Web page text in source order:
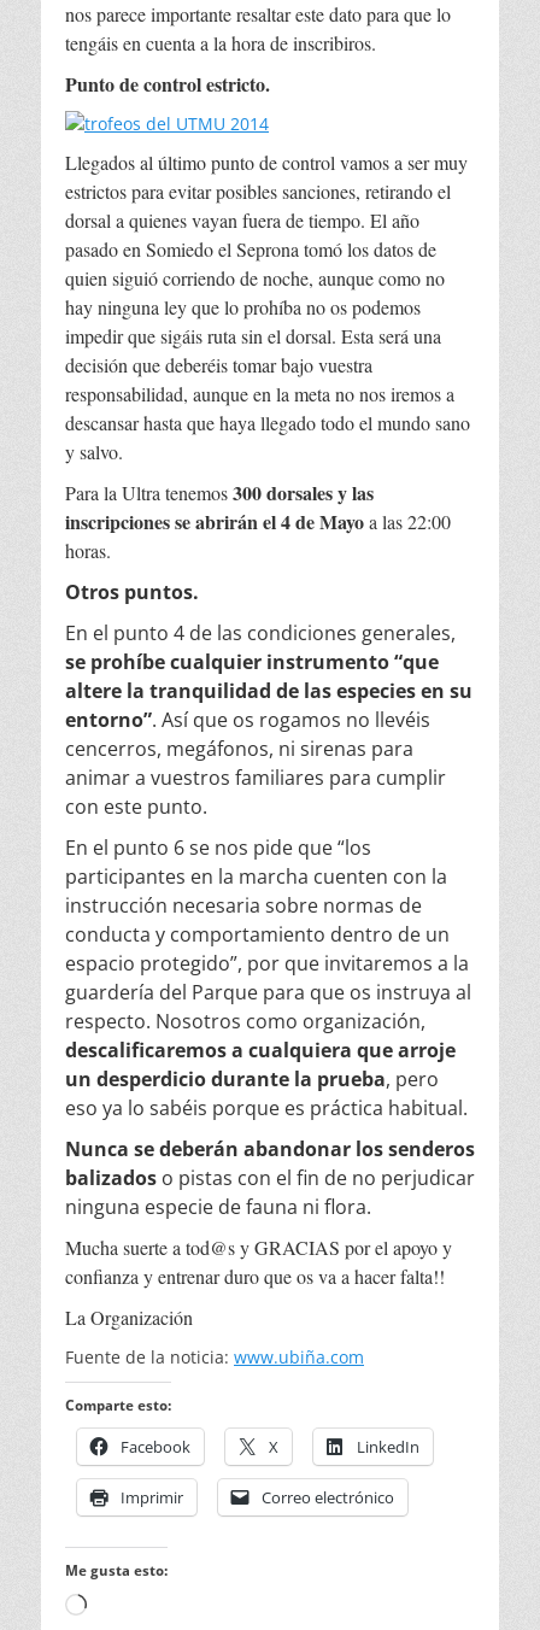
nos parece importante resaltar este dato para que lo
tengáis en cuenta a la hora de inscribiros.
Punto de control estricto.
Llegados al último punto de control vamos a ser muy
estrictos para evitar posibles sanciones, retirando el
dorsal a quienes vayan fuera de tiempo. El año
pasado en Somiedo el Seprona tomó los datos de
quien siguió corriendo de noche, aunque como no
hay ninguna ley que lo prohíba no os podemos
impedir que sigáis ruta sin el dorsal. Esta será una
decisión que deberéis tomar bajo vuestra
responsabilidad, aunque en la meta no nos iremos a
descansar hasta que haya llegado todo el mundo sano
y salvo.
Para la Ultra tenemos300 dorsales y las
inscripciones se abrirán el 4 de Mayoa las 22:00
horas.
Otros puntos.
En el punto 4 de las condiciones generales,
se prohíbe cualquier instrumento “que
altere la tranquilidad de las especies en su
entorno”. Así que os rogamos no llevéis
cencerros, megáfonos, ni sirenas para
animar a vuestros familiares para cumplir
con este punto.
En el punto 6 se nos pide que “los
participantes en la marcha cuenten con la
instrucción necesaria sobre normas de
conducta y comportamiento dentro de un
espacio protegido”, por que invitaremos a la
guardería del Parque para que os instruya al
respecto. Nosotros como organización,
descalificaremos a cualquiera que arroje
un desperdicio durante la prueba, pero
eso ya lo sabéis porque es práctica habitual.
Nunca se deberán abandonar los senderos
balizados o pistas con el fin de no perjudicar
ninguna especie de fauna ni flora.
Mucha suerte a tod@s y GRACIAS por el apoyo y
confianza y entrenar duro que os va a hacer falta!!
La Organización
Fuente de la noticia: www.ubiña.com
Comparte esto:
Facebook X LinkedIn
Imprimir Correo electrónico
Me gusta esto:
Cargando...